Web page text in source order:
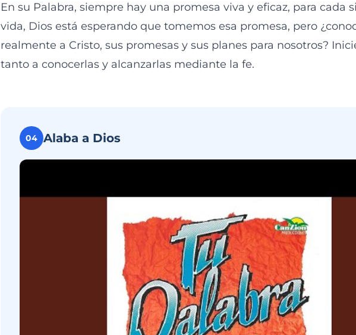
En su Palabra, siempre hay una promesa viva y eficaz, para cada
vida, Dios está esperando que tomemos esa promesa, pero
realmente a Cristo, sus promesas y sus planes para nosotros?
tanto a conocerlas y alcanzarlas mediante la fe.
04 Alaba a Dios